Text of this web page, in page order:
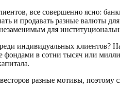
все совершенно ясно:
и продавать разные валюты
для
индивидуальных клиентов?
в сотни тысяч или
разные мотивы, поэтому